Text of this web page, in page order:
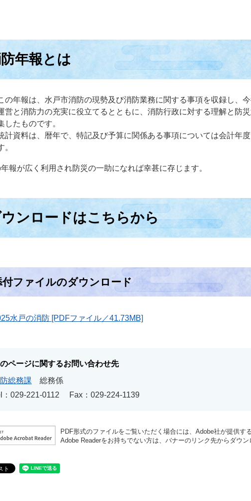
年報とは
の年報は、水戸市消防の現勢及び消防業務に関する事項を収録し、
営と消防力の充実に役立てるとともに、消防行政に対する理解と防
したものです。
計資料は、暦年で、特記及び予算に関係ある事項については会計年
。
報が広く利用され防災の一助になれば幸甚に存じます。
ンロードはこちらから
付ファイルのダウンロード
水戸の消防 [PDFファイル／41.73MB]
ページに関するお問い合わせ先
総務課
総務係
：029-221-0112
Fax：029-224-1139
PDF形式のファイルをご覧いただく場合には、Adobe社が提供す
Adobe Readerをお持ちでない方は、バナーのリンク先からダウン